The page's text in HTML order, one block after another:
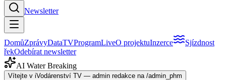
Newsletter
DomůZprávyDataTVProgramLiveO projektuInzerce
Sjízdnost
řekOdebírat newsletter
AI Water Breaking
Vítejte v iVodárenství TV — admin redakce na /admin_phm